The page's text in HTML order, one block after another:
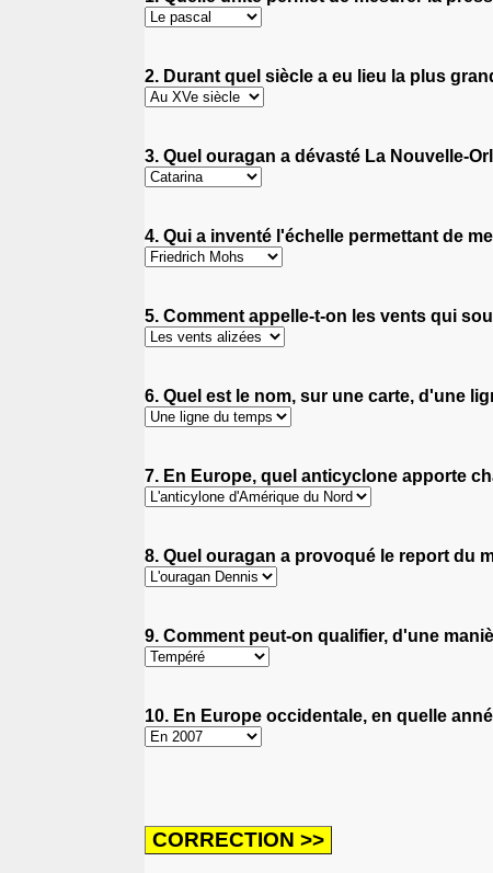
2. Durant quel siècle a eu lieu la plus
3. Quel ouragan a dévasté La Nouvelle-
4. Qui a inventé l'échelle permettant de
5. Comment appelle-t-on les vents qui
6. Quel est le nom, sur une carte, d'une
7. En Europe, quel anticyclone apporte
8. Quel ouragan a provoqué le report du
9. Comment peut-on qualifier, d'une
10. En Europe occidentale, en quelle